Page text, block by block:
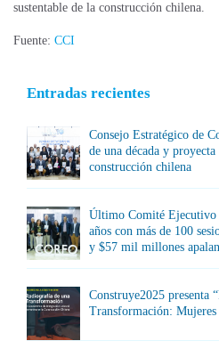
sustentable de la construcción chilena.
Fuente: CCI
Entradas recientes
Consejo Estratégico de
de una década y
construcción chilena
Último Comité Ejecutivo
años con más de 100
y $57 mil millones
Construye2025 presenta
Transformación: